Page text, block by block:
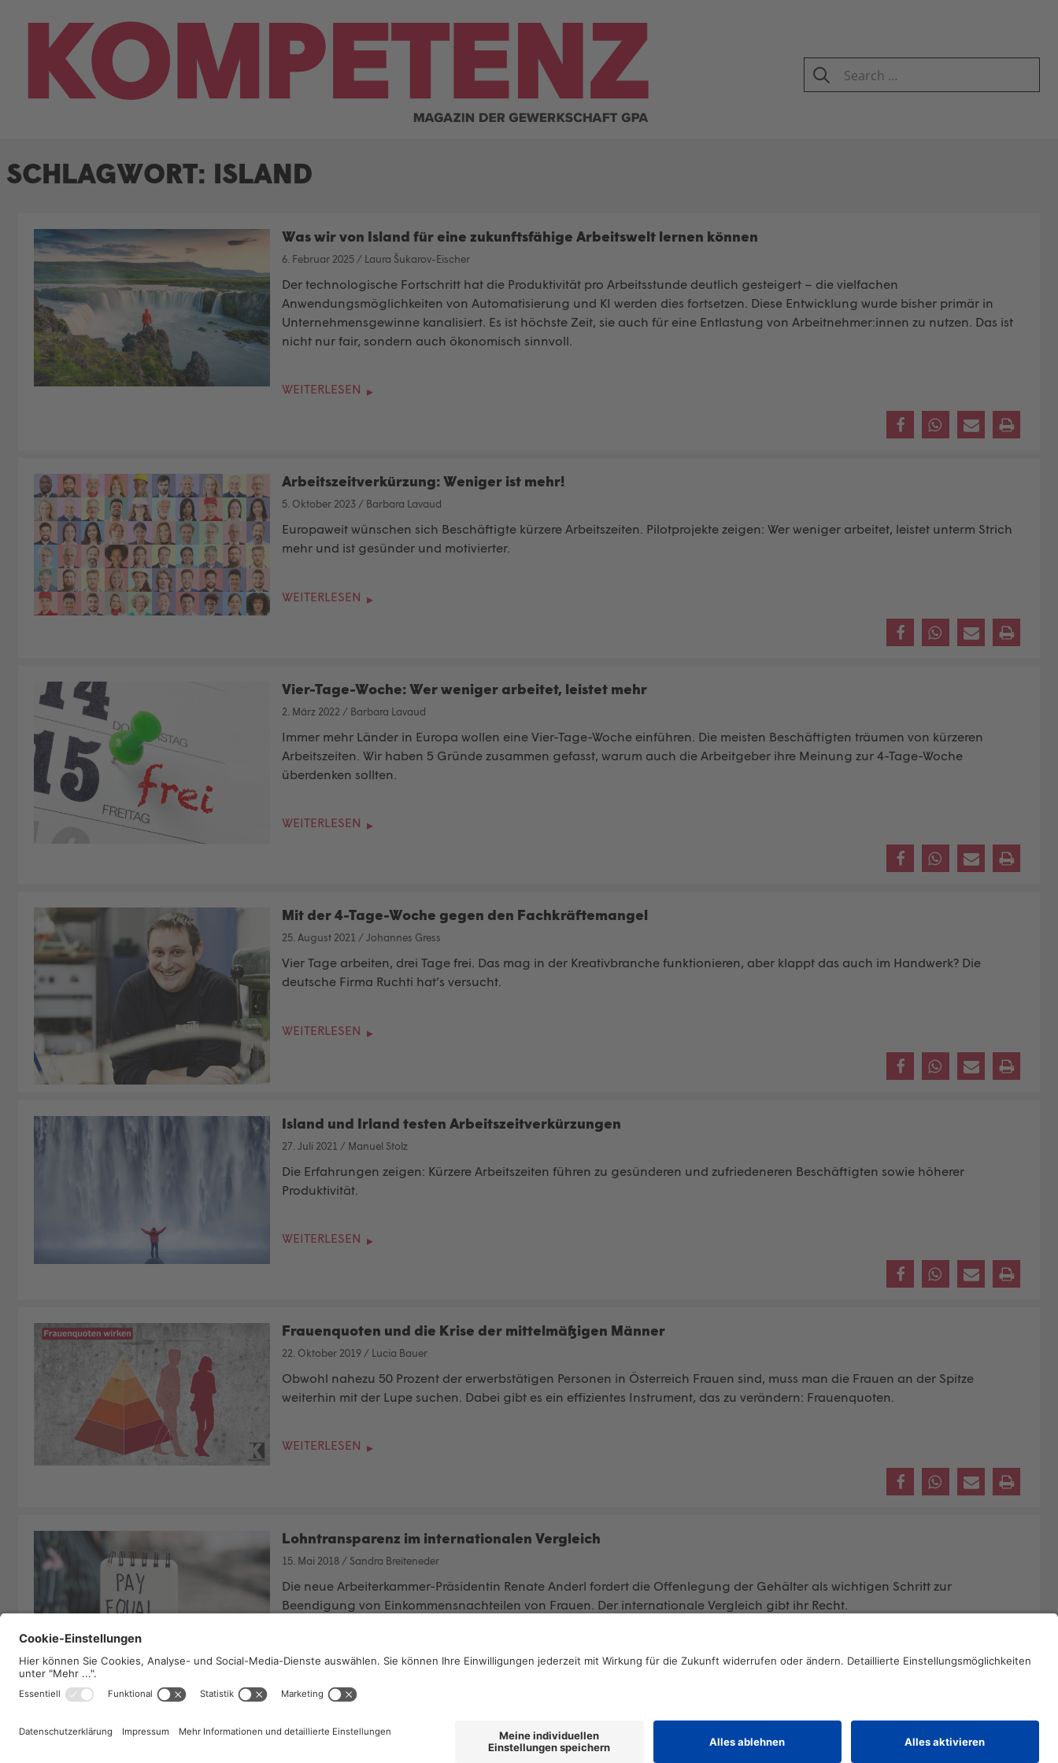
SEARCH
Search
for:
SCHLAGWORT: ISLAND
Was wir von Island für eine zukunftsfähige Arbeitswelt lernen können
6. Februar 2025 / Laura Šukarov-Eischer
Der technologische Fortschritt hat die Produktivität pro Arbeitsstunde deutlich gesteigert – die vielfachen
Anwendungsmöglichkeiten von Automatisierung und KI werden dies fortsetzen. Diese Entwicklung wurde bisher primär in
Unternehmensgewinne kanalisiert. Es ist höchste Zeit, sie auch für eine Entlastung von Arbeitnehmer:innen zu nutzen. Das ist
nicht nur fair, sondern auch ökonomisch sinnvoll.
WEITERLESEN
Arbeitszeitverkürzung: Weniger ist mehr!
5. Oktober 2023 / Barbara Lavaud
Europaweit wünschen sich Beschäftigte kürzere Arbeitszeiten. Pilotprojekte zeigen: Wer weniger arbeitet, leistet unterm Strich
mehr und ist gesünder und motivierter.
WEITERLESEN
Vier-Tage-Woche: Wer weniger arbeitet, leistet mehr
2. März 2022 / Barbara Lavaud
Immer mehr Länder in Europa wollen eine Vier-Tage-Woche einführen. Die meisten Beschäftigten träumen von kürzeren
Arbeitszeiten. Wir haben 5 Gründe zusammen gefasst, warum auch die Arbeitgeber ihre Meinung zur 4-Tage-Woche
überdenken sollten.
WEITERLESEN
Mit der 4-Tage-Woche gegen den Fachkräftemangel
25. August 2021 /Johannes Gress
Vier Tage arbeiten, drei Tage frei . Das mag in der Kreativbranche funktionieren, aber klappt das auch im Handwerk? Die
deutsche Firma Ruchti hat’s versucht.
WEITERLESEN
Island und Irland testen Arbeitszeitverkürzungen
27. Juli 2021 / Manuel Stolz
Die Erfahrungen zeigen: Kürzere Arbeitszeiten führen zu gesünderen und zufriedeneren Beschäftigten sowie höherer
Produktivität.
WEITERLESEN
Frauenquoten und die Krise der mittelmäßigen Männer
22. Oktober 2019 / Lucia Bauer
Obwohl nahezu 50 Prozent der erwerbstätigen Personen in Österreich Frauen sind, muss man die Frauen an der Spitze
weiterhin mit der Lupe suchen. Dabei gibt es ein effizientes Instrument, das zu verändern: Frauenquoten.
WEITERLESEN
Lohntransparenz im internationalen Vergleich
15. Mai 2018 / Sandra Breiteneder
Die neue Arbeiterkammer-Präsidentin Renate Anderl fordert die Offenlegung der Gehälter als wichtigen Schritt zur
Beendigung von Einkommensnachteilen von Frauen. Der internationale Vergleich gibt ihr Recht.
2026 © KOMPETENZ-online